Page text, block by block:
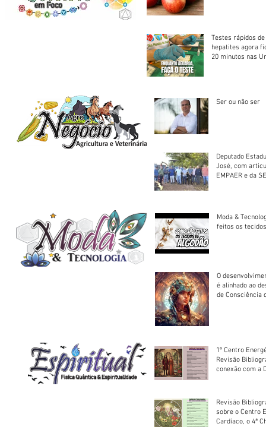
Testes rápidos
hepatites agora
20 minutos nas
Ser ou não ser
Deputado
José, com
EMPAER e da
Moda &
feitos os
O
é alinhado ao
de Consciência
1º Centro
Revisão
conexão com a
Revisão
sobre o Centro
Cardíaco, o 4ª